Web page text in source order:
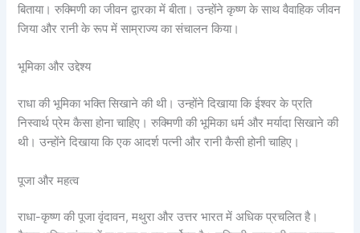
बिताया। रुक्मिणी का जीवन द्वारका में बीता। उन्होंने कृष्ण के साथ वैवाहिक जीवन
जिया और रानी के रूप में साम्राज्य का संचालन किया।
भूमिका और उद्देश्य
राधा की भूमिका भक्ति सिखाने की थी। उन्होंने दिखाया कि ईश्वर के प्रति
निस्वार्थ प्रेम कैसा होना चाहिए। रुक्मिणी की भूमिका धर्म और मर्यादा सिखाने की
थी। उन्होंने दिखाया कि एक आदर्श पत्नी और रानी कैसी होनी चाहिए।
पूजा और महत्व
राधा-कृष्ण की पूजा वृंदावन, मथुरा और उत्तर भारत में अधिक प्रचलित है।